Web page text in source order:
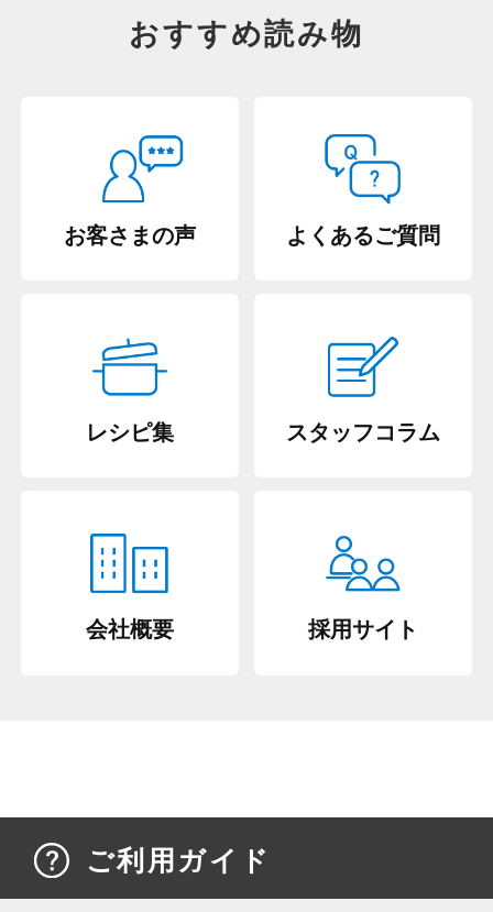
おすすめ読み物
お客さまの声 よくあるご質問
レシピ集 スタッフコラム
会社概要 採用サイト
ご利用ガイド